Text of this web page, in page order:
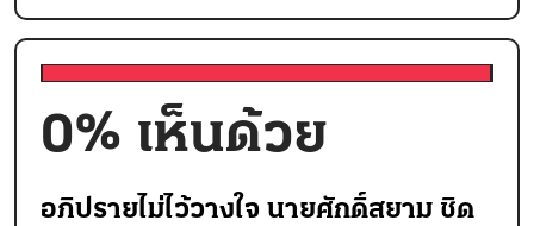
0% เห็นด้วย
อภิปรายไม่ไว้วางใจ นายศักดิ์สยาม ชิด